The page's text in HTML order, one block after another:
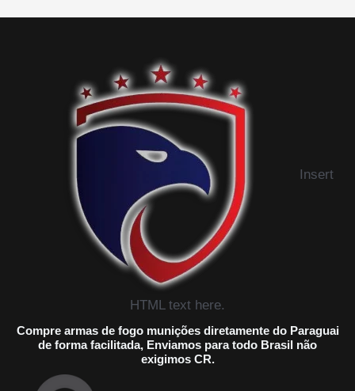
Insert
HTML text here.
Compre armas de fogo munições diretamente do Paraguai
de forma facilitada, Enviamos para todo Brasil não
exigimos CR.